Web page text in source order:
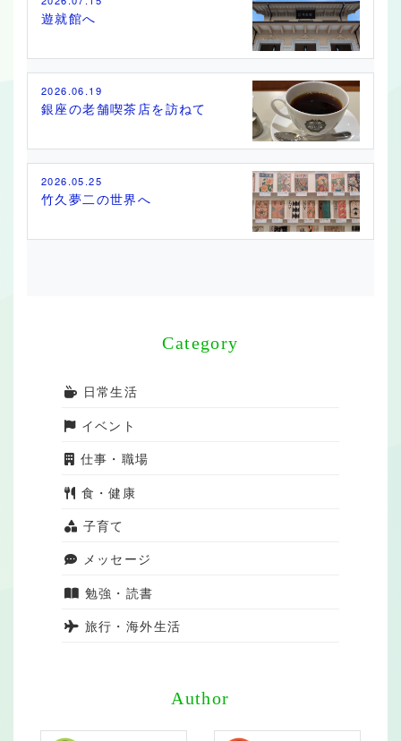
遊就館へ
2026.06.19
銀座の老舗喫茶店を訪ねて
2026.05.25
竹久夢二の世界へ
Category
日常生活
イベント
仕事・職場
食・健康
子育て
メッセージ
勉強・読書
旅行・海外生活
Author